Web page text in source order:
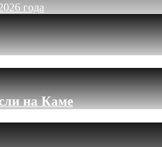
года
на Каме